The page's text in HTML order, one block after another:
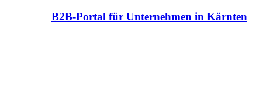
B2B-Portal für Unternehmen in Kärnten